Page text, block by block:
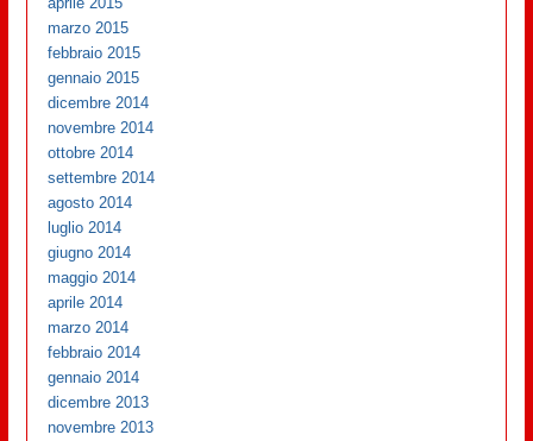
marzo 2015
febbraio 2015
gennaio 2015
dicembre 2014
novembre 2014
ottobre 2014
settembre 2014
agosto 2014
luglio 2014
giugno 2014
maggio 2014
aprile 2014
marzo 2014
febbraio 2014
gennaio 2014
dicembre 2013
novembre 2013